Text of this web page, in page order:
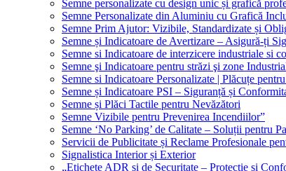
Semne personalizate cu design unic și grafică
Semne Personalizate din Aluminiu cu Grafică
Semne Prim Ajutor: Vizibile, Standardizate și
Semne și Indicatoare de Avertizare – Asigură-ți
Semne si Indicatoare de interzicere industriale si
Semne şi Indicatoare pentru străzi şi zone
Semne si Indicatoare Personalizate | Plăcuțe
Semne și Indicatoare PSI – Siguranță și
Semne și Plăci Tactile pentru Nevăzători
Semne Vizibile pentru Prevenirea Incendiilor”
Semne ‘No Parking’ de Calitate – Soluții pentru
Servicii de Publicitate și Reclame Profesionale
Signalistica Interior și Exterior
„Etichete ADR și de Securitate – Protecție și